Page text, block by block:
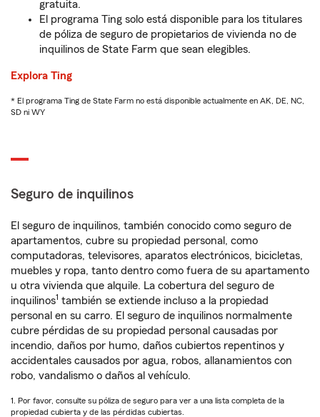
gratuita.
El programa Ting solo está disponible para los titulares
de póliza de seguro de propietarios de vivienda no de
inquilinos de State Farm que sean elegibles.
Explora Ting
* El programa Ting de State Farm no está disponible actualmente en AK, DE, NC,
SD ni WY
Seguro de inquilinos
El seguro de inquilinos, también conocido como seguro de
apartamentos, cubre su propiedad personal, como
computadoras, televisores, aparatos electrónicos, bicicletas,
muebles y ropa, tanto dentro como fuera de su apartamento
u otra vivienda que alquile. La cobertura del seguro de
inquilinos1 también se extiende incluso a la propiedad
personal en su carro. El seguro de inquilinos normalmente
cubre pérdidas de su propiedad personal causadas por
incendio, daños por humo, daños cubiertos repentinos y
accidentales causados por agua, robos, allanamientos con
robo, vandalismo o daños al vehículo.
1. Por favor, consulte su póliza de seguro para ver a una lista completa de la
propiedad cubierta y de las pérdidas cubiertas.